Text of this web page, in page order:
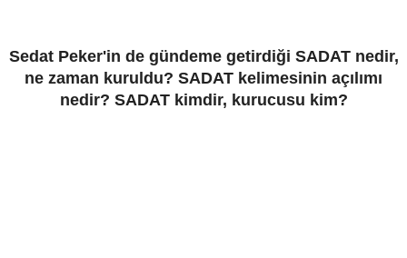
Sedat Peker'in de gündeme getirdiği SADAT nedir,
ne zaman kuruldu? SADAT kelimesinin açılımı
nedir? SADAT kimdir, kurucusu kim?